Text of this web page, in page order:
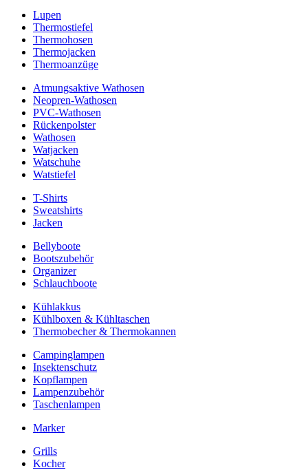
Lupen
Thermostiefel
Thermohosen
Thermojacken
Thermoanzüge
Atmungsaktive Wathosen
Neopren-Wathosen
PVC-Wathosen
Rückenpolster
Wathosen
Watjacken
Watschuhe
Watstiefel
T-Shirts
Sweatshirts
Jacken
Bellyboote
Bootszubehör
Organizer
Schlauchboote
Kühlakkus
Kühlboxen & Kühltaschen
Thermobecher & Thermokannen
Campinglampen
Insektenschutz
Kopflampen
Lampenzubehör
Taschenlampen
Marker
Grills
Kocher